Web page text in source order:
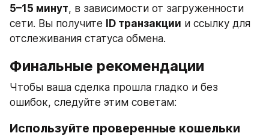
5–15 минут, в зависимости от загруженности
сети. Вы получите ID транзакции и ссылку для
отслеживания статуса обмена.
Финальные рекомендации
Чтобы ваша сделка прошла гладко и без
ошибок, следуйте этим советам:
Используйте проверенные кошельки